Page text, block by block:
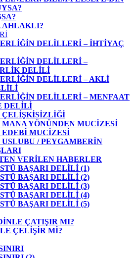
AHLAKLI?
DELİLLERİ – İHTİYAÇ
DELİLLERİ –
DELİLİ
DELİLLERİ – AKLİ
DELİLLERİ – MENFAAT
DELİLİ
ÇELİŞKİSİZLİĞİ
MANA YÖNÜNDEN MUCİZESİ
EDEBİ MUCİZESİ
USLUBU / PEYGAMBERİN
VERİLEN HABERLER
BAŞARI DELİLİ (1)
BAŞARI DELİLİ (2)
BAŞARI DELİLİ (3)
BAŞARI DELİLİ (4)
BAŞARI DELİLİ (5)
ÇATIŞIR MI?
ÇELİŞİR Mİ?